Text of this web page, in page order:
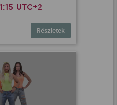
UTC+2
Részletek